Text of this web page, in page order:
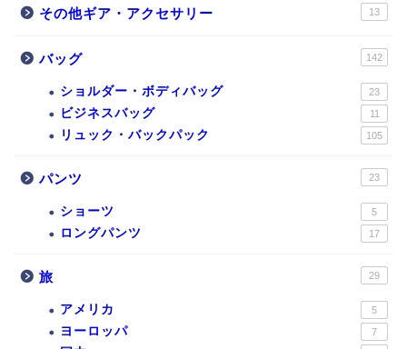
その他ギア・アクセサリー 13
バッグ 142
ショルダー・ボディバッグ 23
ビジネスバッグ 11
リュック・バックパック 105
パンツ 23
ショーツ 5
ロングパンツ 17
旅 29
アメリカ 5
ヨーロッパ 7